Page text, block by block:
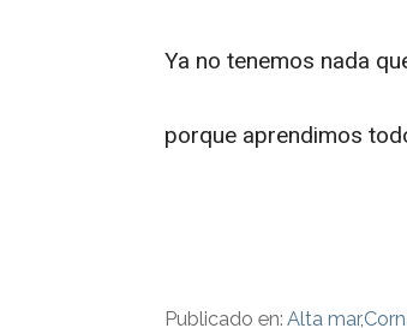
Ya no tenemos nada
porque aprendimos
Publicado en:Alta mar,